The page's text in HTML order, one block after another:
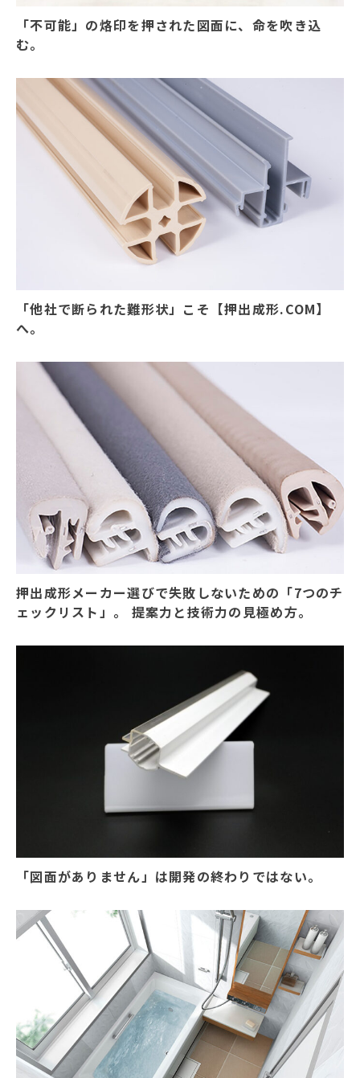
「不可能」の烙印を押された図面に、命を吹き込
む。
「他社で断られた難形状」こそ【押出成形.COM】
へ。
押出成形メーカー選びで失敗しないための「7つのチ
ェックリスト」。 提案力と技術力の見極め方。
「図面がありません」は開発の終わりではない。